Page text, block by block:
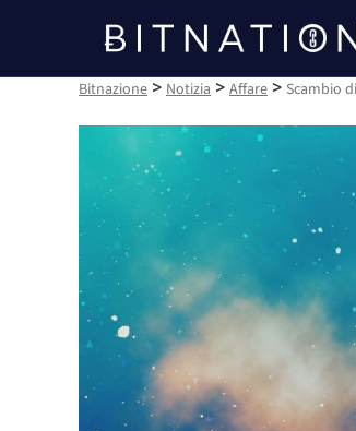
Bitnazione
Bitnazione > Notizia > Affare > Scambio